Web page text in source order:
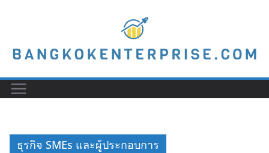
ธุรกิจ SMEs และผู้ประกอบการ